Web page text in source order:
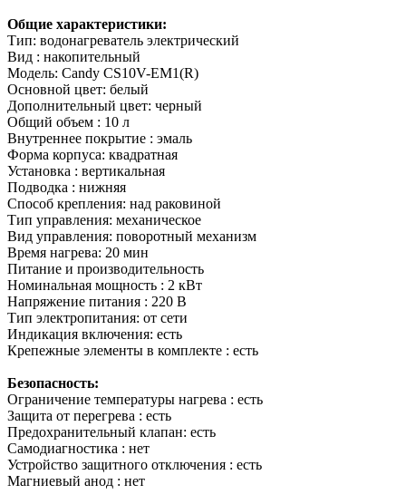
Общие характеристики:
Тип: водонагреватель электрический
Вид : накопительный
Модель: Candy CS10V-EM1(R)
Основной цвет: белый
Дополнительный цвет: черный
Общий объем : 10 л
Внутреннее покрытие : эмаль
Форма корпуса: квадратная
Установка : вертикальная
Подводка : нижняя
Способ крепления: над раковиной
Тип управления: механическое
Вид управления: поворотный механизм
Время нагрева: 20 мин
Питание и производительность
Номинальная мощность : 2 кВт
Напряжение питания : 220 В
Тип электропитания: от сети
Индикация включения: есть
Крепежные элементы в комплекте : есть
Безопасность:
Ограничение температуры нагрева : есть
Защита от перегрева : есть
Предохранительный клапан: есть
Самодиагностика : нет
Устройство защитного отключения : есть
Магниевый анод : нет